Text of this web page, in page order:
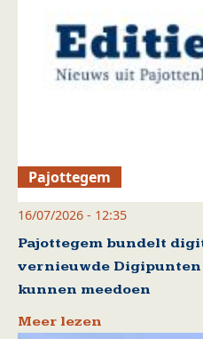
Pajottegem
16/07/2026 - 12:35
Pajottegem bundelt
vernieuwde
kunnen meedoen
Meer lezen